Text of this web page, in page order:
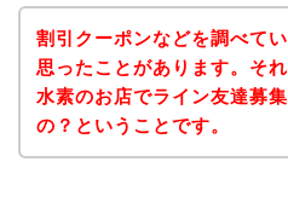
割引クーポンなどを調べて
思ったことがあります。そ
水素のお店でライン友達募
の？ということです。